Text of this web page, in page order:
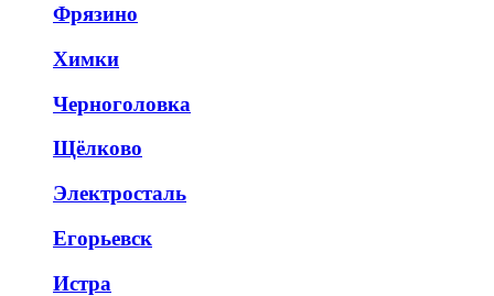
Фрязино
Химки
Черноголовка
Щёлково
Электросталь
Егорьевск
Истра